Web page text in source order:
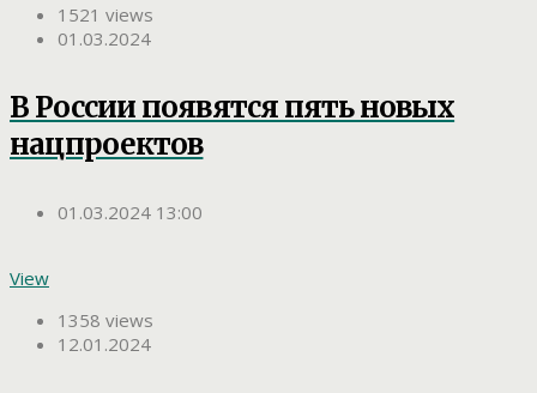
1521 views
01.03.2024
В России появятся пять новых
нацпроектов
01.03.2024 13:00
View
1358 views
12.01.2024